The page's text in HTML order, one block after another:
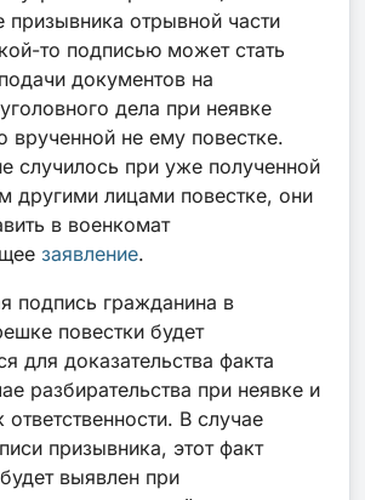
призывника отрывной части
то подписью может стать
документов на
дела при неявке
врученной не ему повестке.
случилось при уже полученной
другими лицами повестке, они
в военкомат
заявление.
подпись гражданина в
повестки будет
для доказательства факта
разбирательства при неявке и
ответственности. В случае
призывника, этот факт
выявлен при